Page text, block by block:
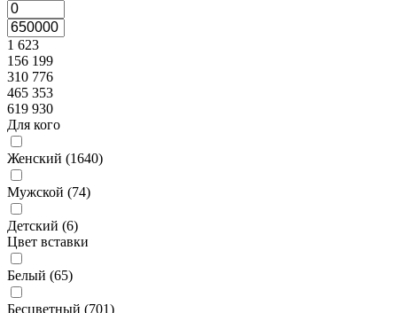
1 623
156 199
310 776
465 353
619 930
Для кого
Женский (1640)
Мужской (74)
Детский (6)
Цвет вставки
Белый (65)
Бесцветный (701)